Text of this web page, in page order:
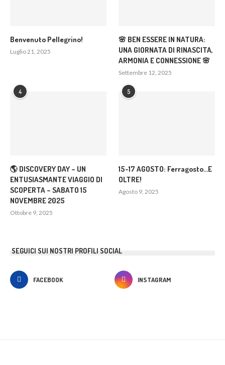
Benvenuto Pellegrino!
Luglio 21, 2025
🌸 BEN ESSERE IN NATURA:
UNA GIORNATA DI RINASCITA,
ARMONIA E CONNESSIONE 🌸
Settembre 12, 2025
4
🌎 DISCOVERY DAY – UN
ENTUSIASMANTE VIAGGIO DI
SCOPERTA – SABATO 15
NOVEMBRE 2025
Ottobre 9, 2025
5
15-17 AGOSTO: Ferragosto…E
OLTRE!
Agosto 9, 2025
SEGUICI SUI NOSTRI PROFILI SOCIAL
FACEBOOK INSTAGRAM